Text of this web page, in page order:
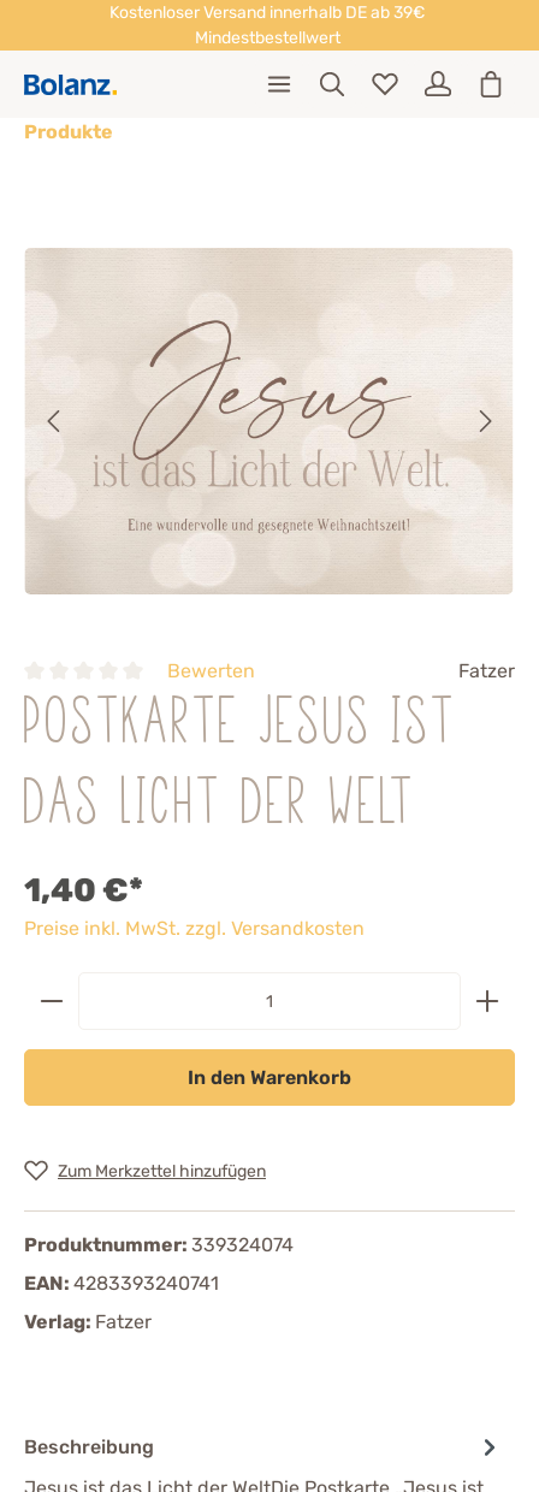
Kostenloser Versand innerhalb DE ab 39€
Mindestbestellwert
Produkte
Bewerten Fatzer
Postkarte Jesus ist
das Licht der Welt
1,40 €*
Preise inkl. MwSt. zzgl. Versandkosten
In den Warenkorb
Zum Merkzettel hinzufügen
Produktnummer: 339324074
EAN: 4283393240741
Verlag: Fatzer
Beschreibung